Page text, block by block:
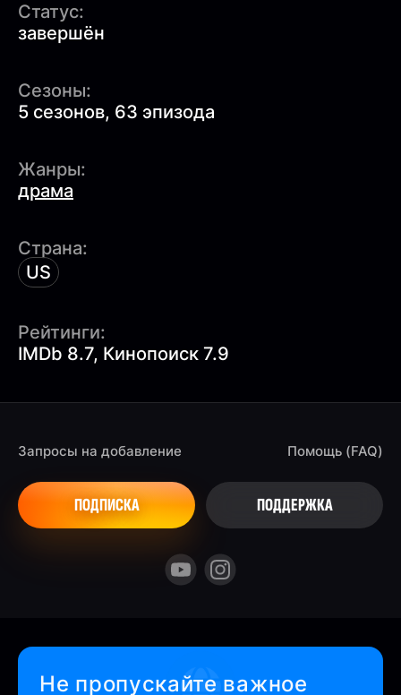
Статус:
завершён
Сезоны:
5 сезонов, 63 эпизода
Жанры:
драма
Страна:
US
Рейтинги:
IMDb 8.7, Кинопоиск 7.9
Запросы на добавление
ПОДПИСКА
Помощь (FAQ)
ПОДДЕРЖКА
Не пропускайте важное